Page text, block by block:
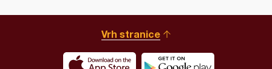
Vrh stranice